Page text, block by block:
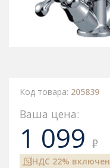
Код товара: 205839
Ваша цена:
1 099 ₽
НДС 22% включен